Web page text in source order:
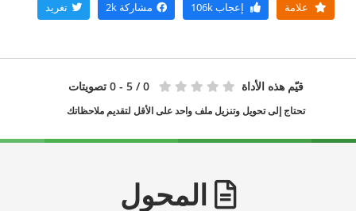
علامة إعجاب مشاركة 2k تغريد
قيّم هذه الأداة 0 / 5 - 0 تصويتات
تحتاج إلى تحويل وتنزيل ملف واحد على الأقل لتقديم ملاحظاتك
المحول